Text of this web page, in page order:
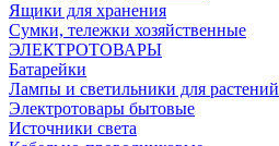
Ящики для хранения
Сумки, тележки хозяйственные
ЭЛЕКТРОТОВАРЫ
Батарейки
Лампы и светильники для растений
Электротовары бытовые
Источники света